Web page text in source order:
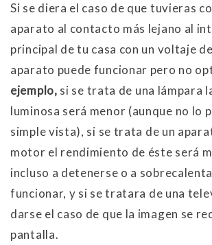
Si se diera el caso de que tuvieras
aparato al contacto más lejano al
principal de tu casa con un voltaje
aparato puede funcionar pero no
ejemplo, si se trata de una lámpara
luminosa será menor (aunque no lo
simple vista), si se trata de un
motor el rendimiento de éste será
incluso a detenerse o a
funcionar, y si se tratara de una
darse el caso de que la imagen se
pantalla.